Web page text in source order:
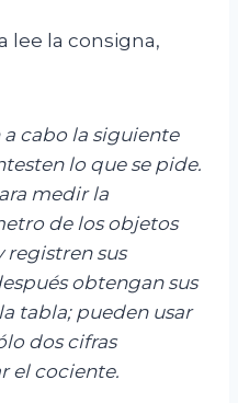
lee la consigna,
cabo la siguiente
lo que se pide.
medir la
de los objetos
registren sus
espués obtengan sus
tabla; pueden usar
dos cifras
el cociente.